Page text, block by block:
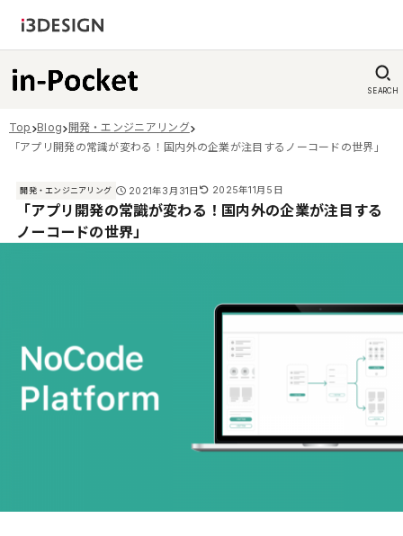
SEARCH
Top Blog
開発・エンジニアリング
「アプリ開発の常識が変わる！国内外の企業が注目するノーコードの世界」
開発・エンジニアリング 2021年3月31日 2025年11月5日
「アプリ開発の常識が変わる！国内外の企業が注目する
ノーコードの世界」